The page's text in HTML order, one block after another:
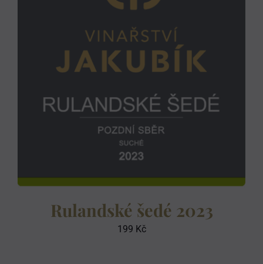
Rulandské šedé 2023
199 Kč